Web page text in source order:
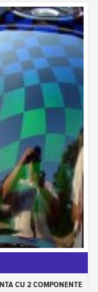
CU 2 COMPONENTE